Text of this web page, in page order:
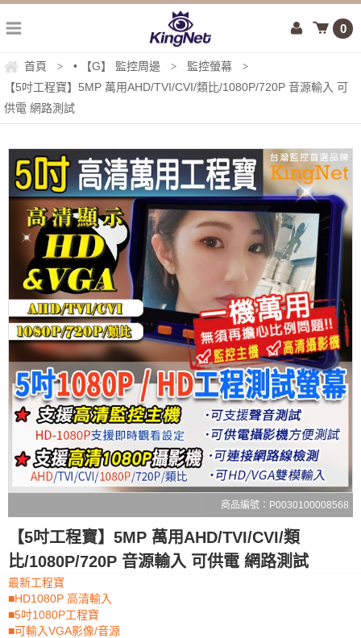
0
首頁 > • 【G】 監控周邊 > 監控螢幕 >
【5吋工程寶】5MP 萬用AHD/TVI/CVI/類比/1080P/720P 音源輸入 可
供電 網路測試
商品編號：P0030100008568
【5吋工程寶】5MP 萬用AHD/TVI/CVI/類
比/1080P/720P 音源輸入 可供電 網路測試
最新工程寶
■HD1080P 高清輸入
■5吋1080P工程寶
■可輸入VGA影像/音源